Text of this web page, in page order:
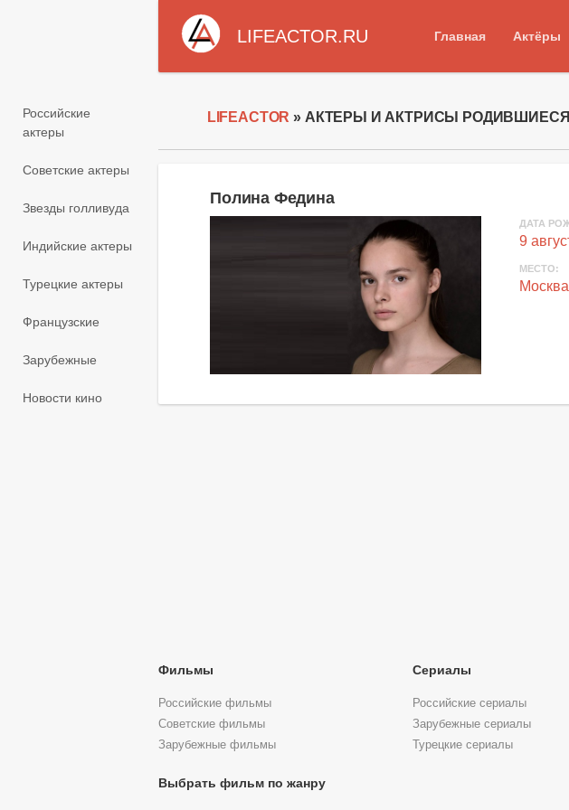
LIFEACTOR.RU Главная Актёры
Российские
актеры
Советские актеры
Звезды голливуда
Индийские актеры
Турецкие актеры
Французские
Зарубежные
Новости кино
LIFEACTOR » АКТЕРЫ И АКТРИСЫ РОДИВШИЕСЯ 9
Полина Федина
ДАТА
9
МЕСТО:
Москва
Фильмы
Российские фильмы
Советские фильмы
Зарубежные фильмы
Сериалы
Российские сериалы
Зарубежные сериалы
Турецкие сериалы
Выбрать фильм по жанру